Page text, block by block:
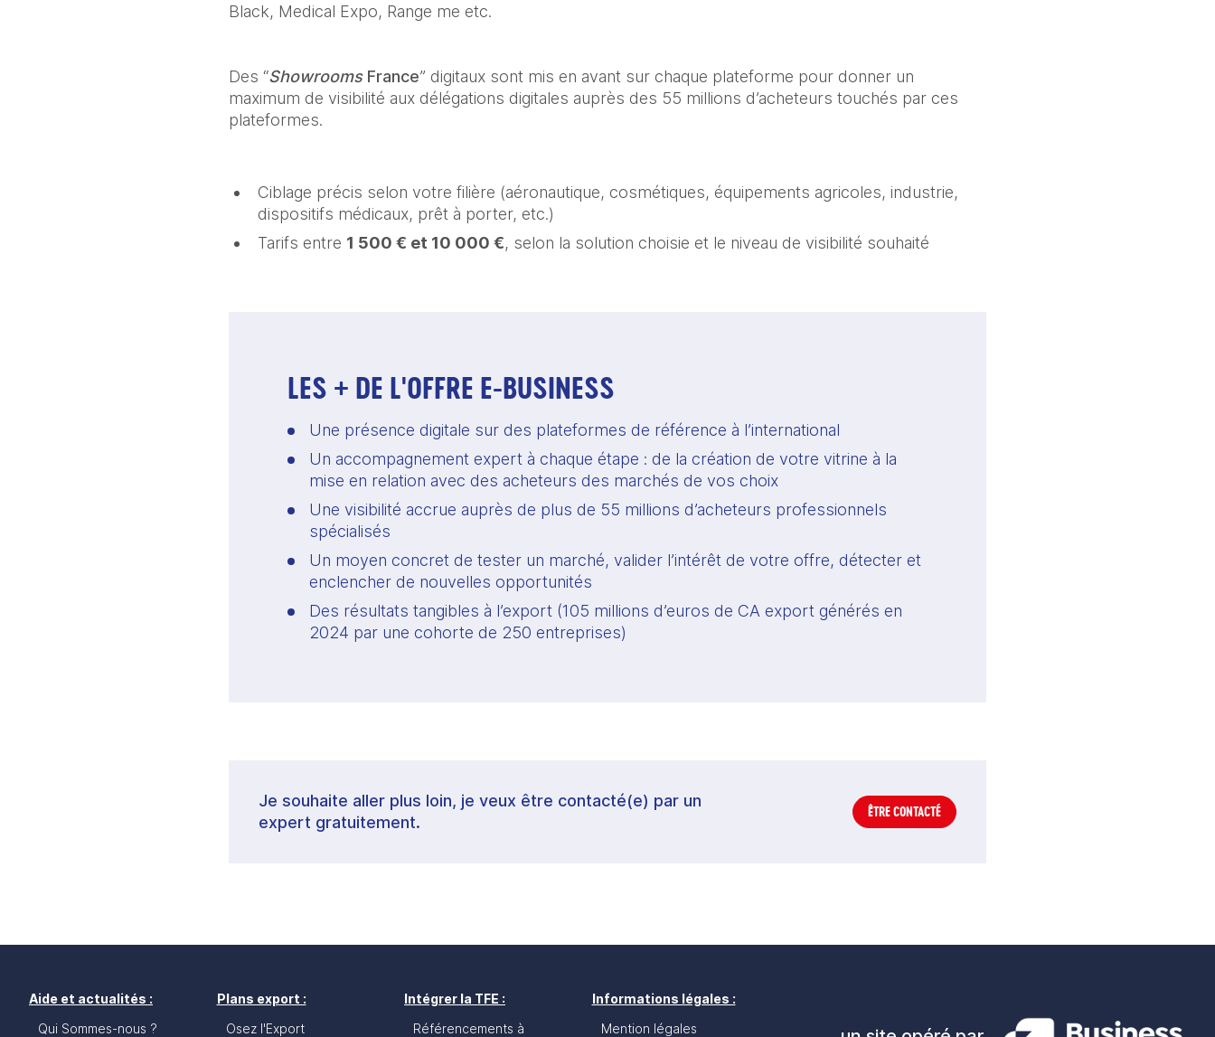
Black, Medical Expo, Range me etc.
Des “ShowroomsFrance” digitaux sont mis en avant sur chaque plateforme pour donner un
maximum de visibilité aux délégations digitales auprès des 55 millions d’acheteurs touchés par ces
plateformes.
Ciblage précis selon votre filière (aéronautique, cosmétiques, équipements agricoles, industrie,
dispositifs médicaux, prêt à porter, etc.)
Tarifs entre 1 500 € et 10 000 €, selon la solution choisie et le niveau de visibilité souhaité
LES + DE L'OFFRE E-BUSINESS
Une présence digitale sur des plateformes de référence à l’international
Un accompagnement expert à chaque étape : de la création de votre vitrine à la
mise en relation avec des acheteurs des marchés de vos choix
Une visibilité accrue auprès de plus de 55 millions d’acheteurs professionnels
spécialisés
Un moyen concret de tester un marché, valider l’intérêt de votre offre, détecter et
enclencher de nouvelles opportunités
Des résultats tangibles à l’export (105 millions d’euros de CA export générés en
2024 par une cohorte de 250 entreprises)
Je souhaite aller plus loin, je veux être contacté(e) par un
expert gratuitement.
ÊTRE CONTACTÉ
Aide et actualités :
Qui Sommes-nous ?
Plans export :
Osez l'Export
Intégrer la TFE :
Référencements à
Informations légales :
Mention légales